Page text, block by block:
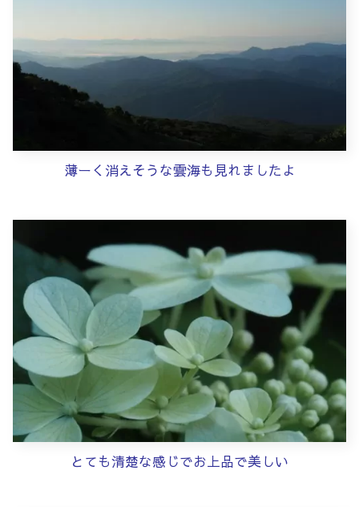
薄ーく消えそうな雲海も見れましたよ
とても清楚な感じでお上品で美しい